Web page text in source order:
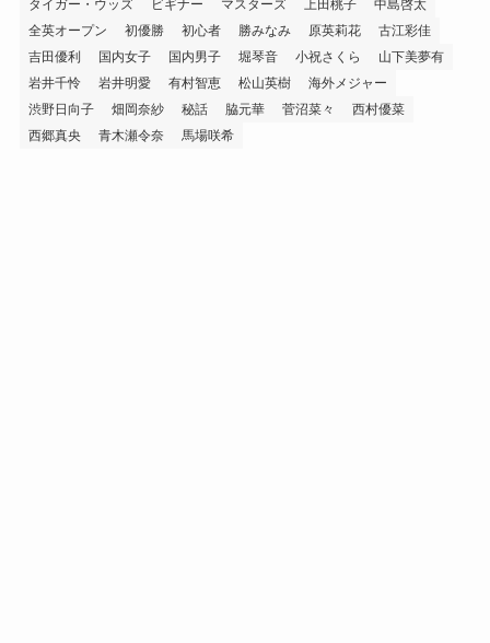
タイガー・ウッズ
ビギナー マスターズ 上田桃子
中島啓太
全英オープン
初優勝 初心者 勝みなみ 原英莉花
古江彩佳
吉田優利
国内女子 国内男子 堀琴音 小祝さくら
山下美夢有
岩井千怜
岩井明愛 有村智恵 松山英樹
海外メジャー
渋野日向子
畑岡奈紗 秘話 脇元華 菅沼菜々
西村優菜
西郷真央
青木瀬令奈 馬場咲希